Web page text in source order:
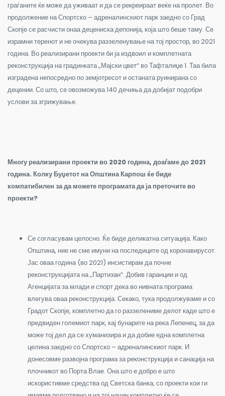
граѓаните ќе може да уживаат и да се рекреираат веќе на пролет. Во
продолжение на Спортско – адреналинскиот парк заедно со Град
Скопје се расчисти онаа децениска депонија, која што беше таму. Се
израмни теренот и не очекува раззеленување на тој простор, во 2021
година. Во реализирани проекти би ја издвоил и комплетната
реконструкција на градинката „Мајски цвет“ во Тафталиџе 1. Таа била
изградена непосредно по земјотресот и останата руинирана со
децении. Со што, се овозможува 140 дечиња да добијат подобри
услови за згрижување.
Многу реализирани проекти во 2020 година, доаѓаме до 2021
година. Колку Буџетот на Општина Карпош ќе биде
компатибилен за да можете програмата да ја преточите во
проекти?
Се согласувам целосно. Ќе биде деликатна ситуација. Како
Општина, ние не сме имуни на последиците од коронавирусот.
Јас оваа година (во 2021) инсистирам да почне
реконструкцијата на „Партизан“. Добив гаранции и од
Агенцијата за млади и спорт дека во нивната програма
влегува оваа реконструкција. Секако, тука продолжуваме и со
Градот Скопје, комплетно да го раззелениме делот каде што е
предвиден големиот парк, кај бунарите на река Лепенец, за да
може тој дел да се хуманизира и да добие една комплетна
целина заедно со Спортско – адреналинскиот парк. И
донесовме развојна програма за реконструкција и санација на
плочникот во Порта Влае. Она што е добро е што
искористивме средства од Светска банка, со проекти кои ги